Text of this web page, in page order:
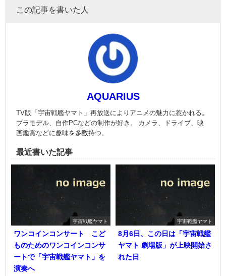
この記事を書いた人
AQUARIUS
TV版「宇宙戦艦ヤマト」再放送によりアニメの魅力に惹かれる。
プラモデル、自作PCなどの制作が好き。 カメラ、ドライブ、映
画鑑賞などに趣味を多数持つ。
最近書いた記事
宇宙戦艦ヤマト
ワンコインコンサート こど
ものためのワンコインコンサ
ートで「宇宙戦艦ヤマト」を
演奏へ
宇宙戦艦ヤマト
8月6日、この日は「宇宙戦艦
ヤマト 劇場版」が上映開始さ
れた日